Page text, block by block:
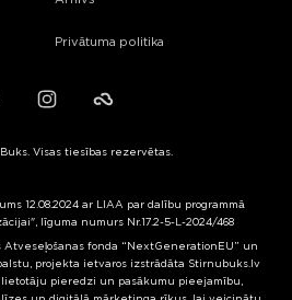
Privātuma politika
InstagramFailiem.lv
Visas tiesības rezervētas.
12.08.2024 ar LIAA par dalību programmā
līguma numurs Nr.17.2-5-L-2024/468
Atveseļošanas fonda “NextGenerationEU” un
projekta ietvaros izstrādāta Stirnubuks.lv
lietotāju pieredzi un pasākumu pieejamību,